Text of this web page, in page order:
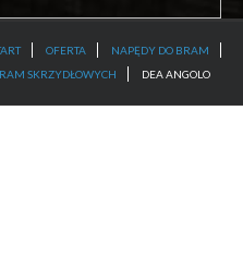
OFERTA
NAPĘDY DO BRAM
SKRZYDŁOWYCH
DEA ANGOLO